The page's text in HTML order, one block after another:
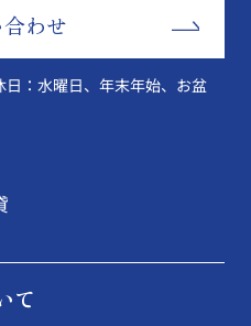
わせ
日：水曜日、年末年始、お盆
て